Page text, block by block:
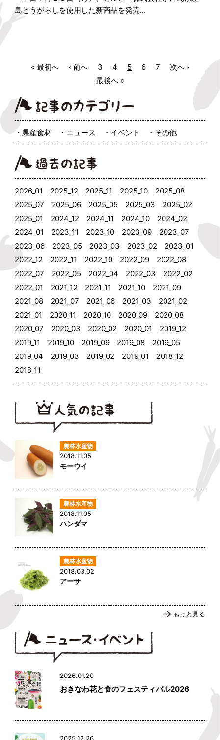
島とうがらしを使用した新商品を発売...
« 最初へ ‹ 前へ 3 4 5 6 7
次へ ›
最後へ »
県産食材 ニュース イベント その他
2026_01 2025_12 2025_11 2025_10
2025_08
2025_07
2025_06 2025_05 2025_03
2025_02
2025_01
2024_12 2024_11 2024_10
2024_02
2024_01
2023_11 2023_10 2023_09
2023_07
2023_06
2023_05 2023_03 2023_02
2023_01
2022_12
2022_11 2022_10 2022_09
2022_08
2022_07
2022_05 2022_04 2022_03
2022_02
2022_01
2021_12 2021_11 2021_10
2021_09
2021_08
2021_07 2021_06 2021_03
2021_02
2021_01
2020_11 2020_10 2020_09
2020_08
2020_07
2020_03 2020_02 2020_01
2019_12
2019_11
2019_10 2019_09 2019_08
2019_05
2019_04
2019_03 2019_02 2019_01
2018_12
2018_11
2018.11.05
モーウイ
2018.11.05
ハンダマ
2018.03.02
アーサ
もっと見る
2026.01.20
おきなわ花と食のフェスティバル2026
2025.12.26